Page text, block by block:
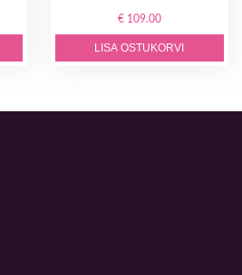
€ 109.00
LISA OSTUKORVI